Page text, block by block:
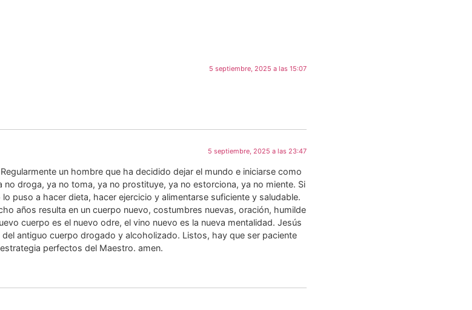
5 septiembre, 2025 a las 15:07
5 septiembre, 2025 a las 23:47
un hombre que ha decidido dejar el mundo e iniciarse como
droga, ya no toma, ya no prostituye, ya no estorciona, ya no miente. Si
puso a hacer dieta, hacer ejercicio y alimentarse suficiente y saludable.
años resulta en un cuerpo nuevo, costumbres nuevas, oración, humilde
cuerpo es el nuevo odre, el vino nuevo es la nueva mentalidad. Jesús
antiguo cuerpo drogado y alcoholizado. Listos, hay que ser paciente
perfectos del Maestro. amen.